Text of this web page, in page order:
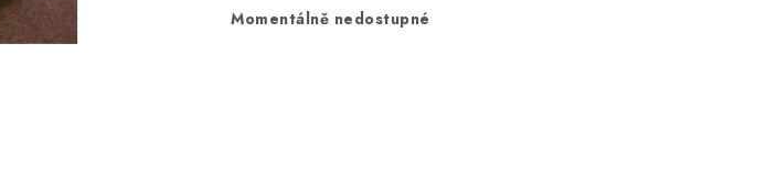
Momentálně nedostupné